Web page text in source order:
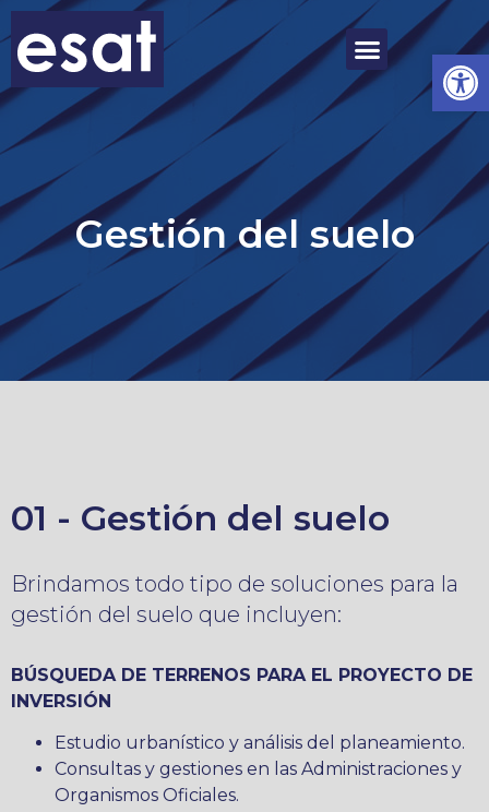
Gestión del suelo
01 - Gestión del suelo
Brindamos todo tipo de soluciones para la
gestión del suelo que incluyen:
BÚSQUEDA DE TERRENOS PARA EL PROYECTO DE
INVERSIÓN
Estudio urbanístico y análisis del planeamiento.
Consultas y gestiones en las Administraciones y
Organismos Oficiales.